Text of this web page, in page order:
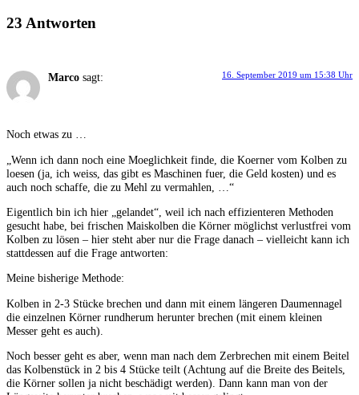
23 Antworten
Marco sagt: 16. September 2019 um 15:38 Uhr
Noch etwas zu …
„Wenn ich dann noch eine Moeglichkeit finde, die Koerner vom Kolben zu
loesen (ja, ich weiss, das gibt es Maschinen fuer, die Geld kosten) und es
auch noch schaffe, die zu Mehl zu vermahlen, …“
Eigentlich bin ich hier „gelandet“, weil ich nach effizienteren Methoden
gesucht habe, bei frischen Maiskolben die Körner möglichst verlustfrei vom
Kolben zu lösen – hier steht aber nur die Frage danach – vielleicht kann ich
stattdessen auf die Frage antworten:
Meine bisherige Methode:
Kolben in 2-3 Stücke brechen und dann mit einem längeren Daumennagel
die einzelnen Körner rundherum herunter brechen (mit einem kleinen
Messer geht es auch).
Noch besser geht es aber, wenn man nach dem Zerbrechen mit einem Beitel
das Kolbenstück in 2 bis 4 Stücke teilt (Achtung auf die Breite des Beitels,
die Körner sollen ja nicht beschädigt werden). Dann kann man von der